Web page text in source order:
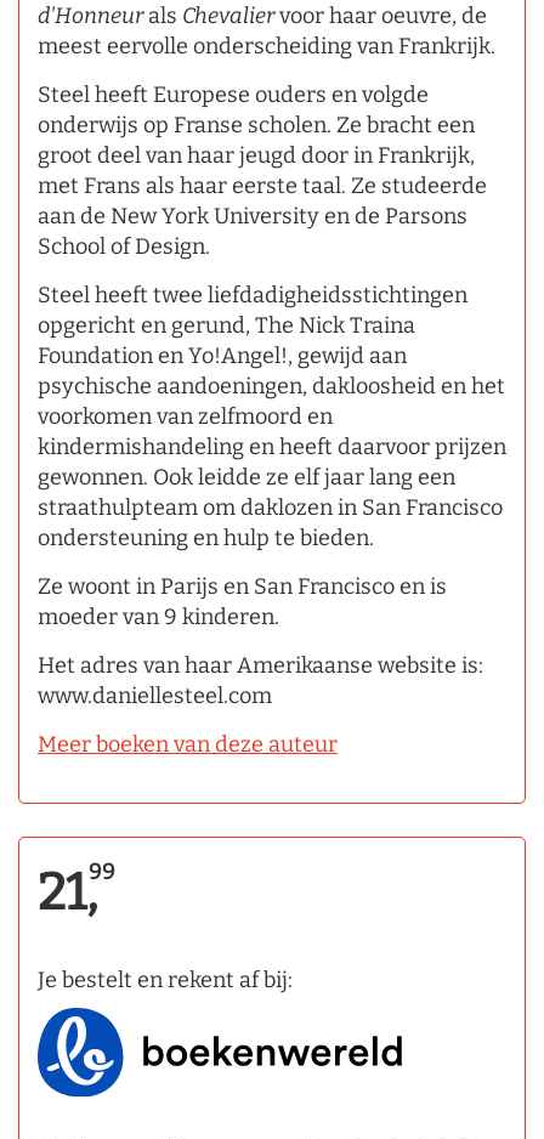
d'Honneurals Chevaliervoor haar oeuvre, de
meest eervolle onderscheiding van Frankrijk.
Steel heeft Europese ouders en volgde
onderwijs op Franse scholen. Ze bracht een
groot deel van haar jeugd door in Frankrijk,
met Frans als haar eerste taal. Ze studeerde
aan de New York University en de Parsons
School of Design.
Steel heeft twee liefdadigheidsstichtingen
opgericht en gerund, The Nick Traina
Foundation en Yo!Angel!, gewijd aan
psychische aandoeningen, dakloosheid en het
voorkomen van zelfmoord en
kindermishandeling en heeft daarvoor prijzen
gewonnen. Ook leidde ze elf jaar lang een
straathulpteam om daklozen in San Francisco
ondersteuning en hulp te bieden.
Ze woont in Parijs en San Francisco en is
moeder van 9 kinderen.
Het adres van haar Amerikaanse website is:
www.daniellesteel.com
Meer boeken van deze auteur
21,99
Je bestelt en rekent af bij: